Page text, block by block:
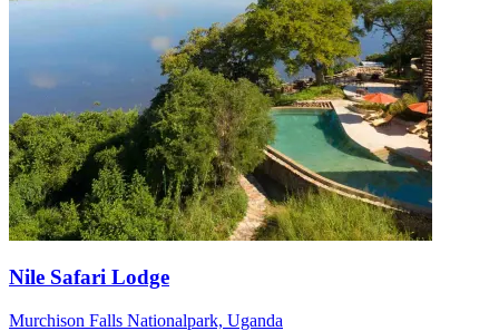
Nile Safari Lodge
Murchison Falls Nationalpark, Uganda